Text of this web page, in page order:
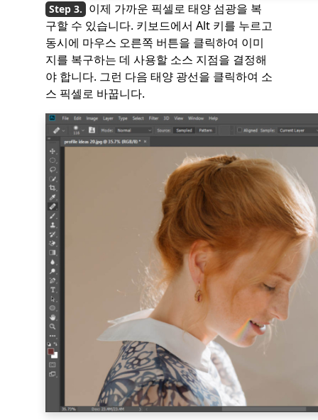
이제 가까운 픽셀로 태양 섬광을 복
구할 수 있습니다. 키보드에서 Alt 키를 누르고
동시에 마우스 오른쪽 버튼을 클릭하여 이미
지를 복구하는 데 사용할 소스 지점을 결정해
야 합니다. 그런 다음 태양 광선을 클릭하여 소
스 픽셀로 바꿉니다.